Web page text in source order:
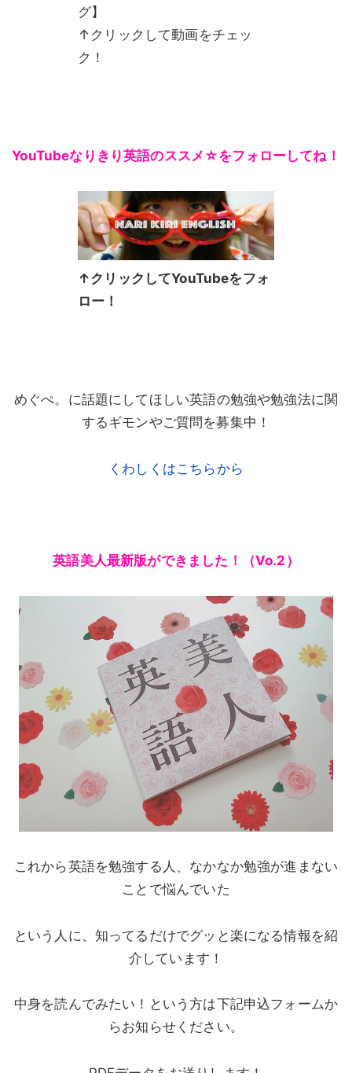
グ】
↑クリックして動画をチェッ
ク！
YouTubeなりきり英語のススメ☆をフォローしてね！
↑クリックしてYouTubeをフォ
ロー！
めぐぺ。に話題にしてほしい英語の勉強や勉強法に関
するギモンやご質問を募集中！
くわしくはこちらから
英語美人最新版ができました！（Vo.2）
これから英語を勉強する人、なかなか勉強が進まない
ことで悩んでいた
という人に、知ってるだけでグッと楽になる情報を紹
介しています！
中身を読んでみたい！という方は下記申込フォームか
らお知らせください。